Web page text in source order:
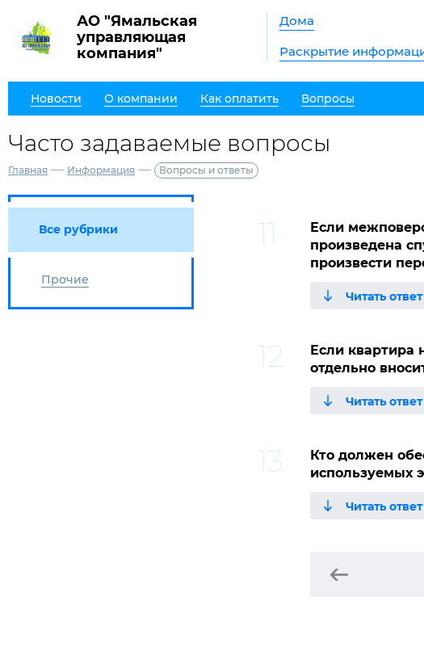
АО "Ямальская
управляющая
компания"
Дома
Раскрытие
Новости О компании Как оплатить Вопросы
Часто задаваемые вопросы
Главная — Информация — Вопросы и ответы
Все рубрики
Прочие
Если
произведена
произвести
Если квартира
отдельно
Кто должен
используемых